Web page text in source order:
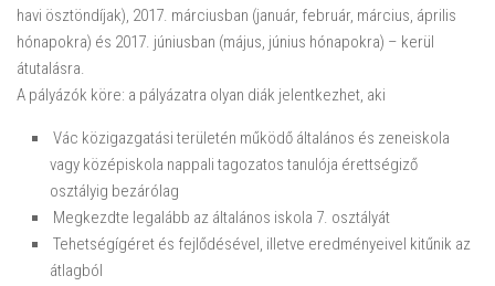
havi ösztöndíjak), 2017. márciusban (január, február, március, április
hónapokra) és 2017. júniusban (május, június hónapokra) – kerül
átutalásra.
A pályázók köre: a pályázatra olyan diák jelentkezhet, aki
Vác közigazgatási területén működő általános és zeneiskola
vagy középiskola nappali tagozatos tanulója érettségiző
osztályig bezárólag
Megkezdte legalább az általános iskola 7. osztályát
Tehetségígéret és fejlődésével, illetve eredményeivel kitűnik az
átlagból